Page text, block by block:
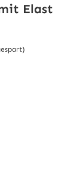
Elast